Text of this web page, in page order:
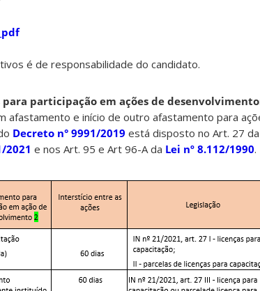
é de responsabilidade do candidato.
participação em ações de
afastamento e início de outro afastamento para
Decreto n° 9991/2019 está disposto no Art. 27 da
2021 e nos Art. 95 e Art 96-A da Lei nº 8.112/1990.